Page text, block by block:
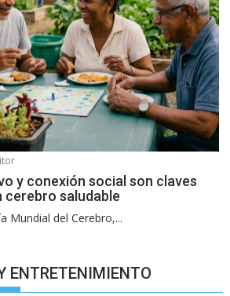
y conexión social son claves
cerebro saludable
Mundial del Cerebro,...
ENTRETENIMIENTO